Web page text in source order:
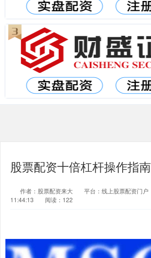
股票配资十倍杠杆操作指南
作者：股票配资来大 平台：线上股票配资门户
11:44:13
阅读：122